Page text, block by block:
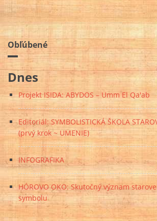
Obľúbené
Dnes
Projekt ISIDA: ABYDOS – Umm El Qa'ab
Editoriál: SYMBOLISTICKÁ ŠKOLA
(prvý krok ~ UMENIE)
INFOGRAFIKA
HÓROVO OKO: Skutočný význam
symbolu